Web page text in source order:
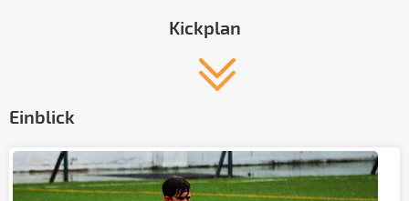
Kickplan
Einblick